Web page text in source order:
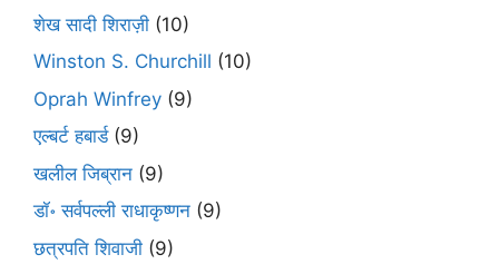
शेख सादी शिराज़ी (10)
Winston S. Churchill (10)
Oprah Winfrey (9)
एल्बर्ट हबार्ड(9)
खलील जिब्रान (9)
डॉ॰ सर्वपल्ली राधाकृष्णन (9)
छत्रपति शिवाजी (9)